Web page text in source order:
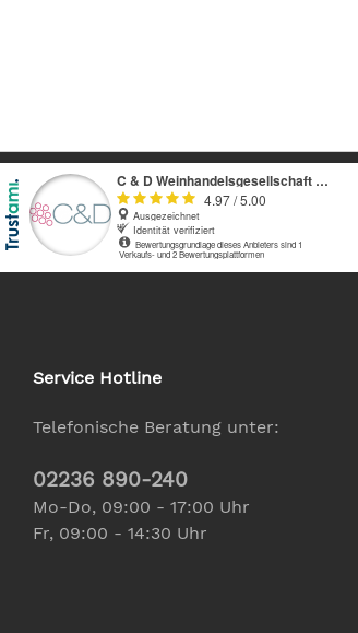
Service Hotline
Telefonische Beratung unter:
02236 890-240
Mo-Do, 09:00 - 17:00 Uhr
Fr, 09:00 - 14:30 Uhr